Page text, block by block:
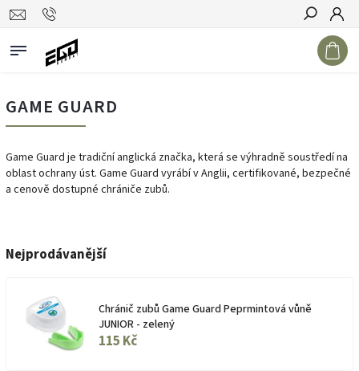
Hledat
GAME GUARD
Game Guard je tradiční anglická značka, která se výhradně soustředí na
oblast ochrany úst. Game Guard vyrábí v Anglii, certifikované, bezpečné
a cenově dostupné chrániče zubů.
Nejprodávanější
Chránič zubů Game Guard Peprmintová vůně
JUNIOR - zelený
115 Kč